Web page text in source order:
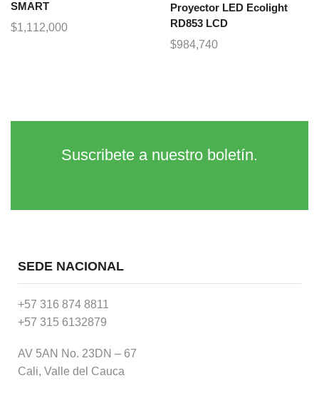
SMART
$1,112,000
Proyector LED Ecolight
RD853 LCD
$984,740
Suscribete a nuestro boletín.
SEDE NACIONAL
+57 316 874 8811
+57 315 6132879
AV 5AN No. 23DN – 67
Cali, Valle del Cauca